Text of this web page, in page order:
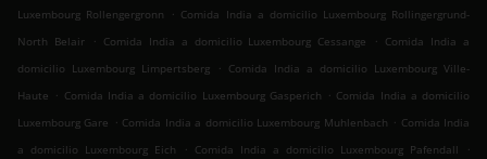
Luxembourg Rollengergronn
. Comida India a domicilio Luxembourg Rollingergrund-
North Belair
. Comida India a domicilio Luxembourg Cessange . Comida India a
domicilio Luxembourg Limpertsberg
. Comida India a domicilio Luxembourg Ville-
Haute . Comida India a domicilio Luxembourg Gasperich . Comida India a domicilio
Luxembourg Gare . Comida India a domicilio Luxembourg Muhlenbach . Comida India
a domicilio Luxembourg Eich
. Comida India a domicilio Luxembourg Pafendall
.